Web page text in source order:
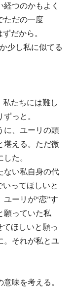
つのかもよく
ただの一度
だから。
少し私に似てる
私たちには難し
っと。
に、ユーリの頭
堪える。ただ微
た。
ない私自身の代
いってほしいと
ーリが“恋”す
願っていた私
てほしいと願っ
。それが私とユ
味を考える。